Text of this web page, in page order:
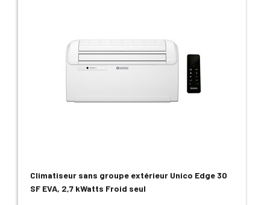
Climatiseur sans groupe extérieur Unico Edge 30
SF EVA, 2,7 kWatts Froid seul